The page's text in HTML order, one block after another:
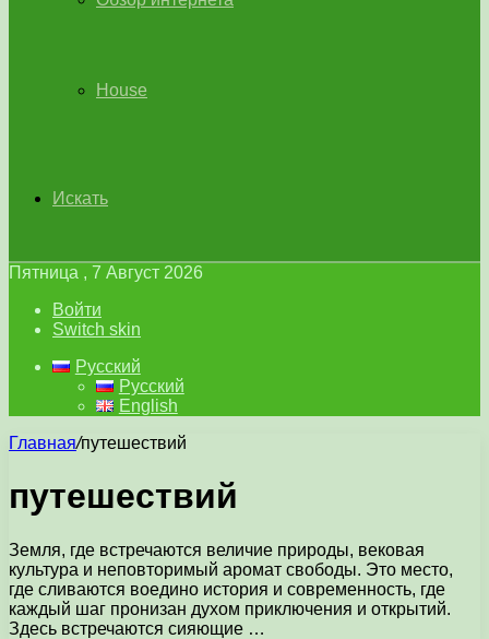
House
Искать
Пятница , 7 Август 2026
Войти
Switch skin
Русский
Русский
English
Главная/путешествий
путешествий
Земля, где встречаются величие природы, вековая
культура и неповторимый аромат свободы. Это место,
где сливаются воедино история и современность, где
каждый шаг пронизан духом приключения и открытий.
Здесь встречаются сияющие …